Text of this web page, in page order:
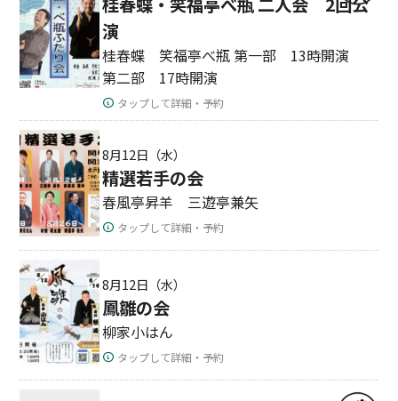
演
桂春蝶 笑福亭べ瓶 第一部 13時開演
第二部 17時開演
タップして詳細・予約
8月12日（水）
精選若手の会
春風亭昇羊 三遊亭兼矢
タップして詳細・予約
8月12日（水）
鳳雛の会
柳家小はん
タップして詳細・予約